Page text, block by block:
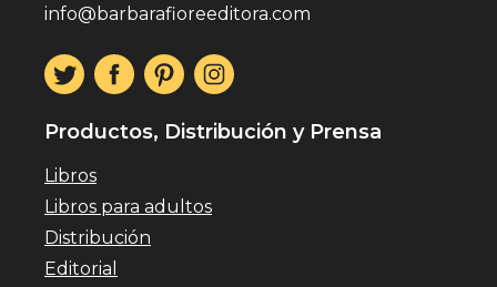
info@barbarafioreeditora.com
Productos, Distribución y Prensa
Libros
Libros para adultos
Distribución
Editorial